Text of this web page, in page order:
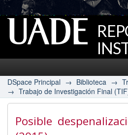
UADE
DSpace Principal → Biblioteca →
→ Trabajo de Investigación Final
Posible